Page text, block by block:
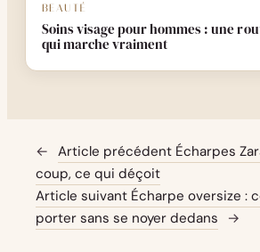
BEAUTÉ
Soins visage pour hommes : une
qui marche vraiment
← Article précédent Écharpes
coup, ce qui déçoit
Article suivant Écharpe oversize :
porter sans se noyer dedans
→